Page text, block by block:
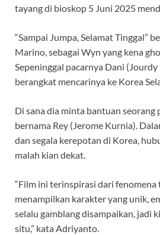
A
p
o
k
tayang di bioskop 5 Juni 2025
“Sampai Jumpa, Selamat Tinggal”
Marino, sebagai Wyn yang kena
Sepeninggal pacarnya Dani
berangkat mencarinya ke Korea
Di sana dia minta bantuan seorang
bernama Rey (Jerome Kurnia).
dan segala kerepotan di Korea,
malah kian dekat.
“Film ini terinspirasi dari fenomena
menampilkan karakter yang unik,
selalu gamblang disampaikan, jadi
situ,” kata Adriyanto.